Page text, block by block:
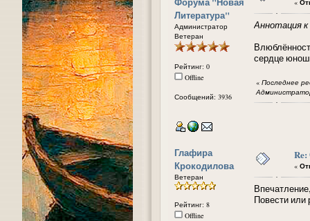
Литература"
Администратор
Ветеран
Рейтинг: 0
Offline
Сообщений: 3936
«
Аннотация к
сердце
« Последнее
Глафира
Крокодилова
Ветеран
Рейтинг: 8
Offline
«
Повести или